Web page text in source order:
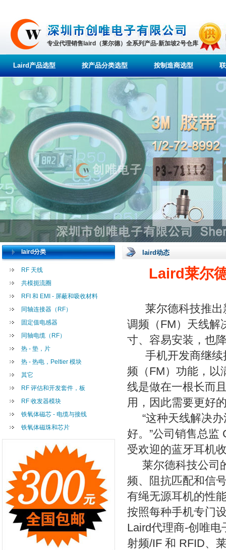
专业代理销售laird（莱尔德）全系列产品-新加坡2号仓库
Laird产品选型 按产品分类选型 按制造商选型
laird分类
RF 天线
共模扼流圈
RFI 和 EMI - 屏蔽和吸收材料
同轴连接器（RF）
固定值电感器
同轴电缆（RF）
热 - 垫，片
热 - 热电，Peltier 模块
其它
RF 评估和开发套件，板
RF 收发器模块
铁氧体磁芯 - 电缆与接线
铁氧体磁珠和芯片
laird动态
Laird莱尔
莱尔德科技推出
调频（FM）天线解
寸、容易安装，也
手机开发商继续
频（FM）功能，以
线是做在一根长而
用，因此需要更好
“这种天线解决办
好。”公司销售总监
受欢迎的蓝牙耳机
莱尔德科技公司
频、阻抗匹配和信
有绳无源耳机的性
按照每种手机专门
Laird代理商-创唯
射频/IF 和 RFID、